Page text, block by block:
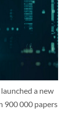
a new
900 000 papers